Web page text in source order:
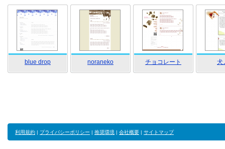
blue drop noraneko チョコレート 犬
利用規約 | プライバシーポリシー | 推奨環境 | 会社概要 | サイトマップ